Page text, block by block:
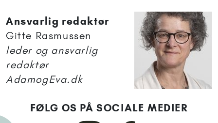
Ansvarlig redaktør
Gitte Rasmussen
leder og ansvarlig
redaktør
AdamogEva.dk
FØLG OS PÅ SOCIALE MEDIER